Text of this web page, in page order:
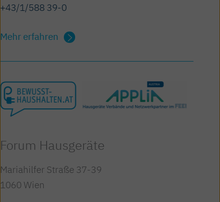
+43/1/588 39-0
Mehr erfahren
Forum Hausgeräte
Mariahilfer Straße 37-39
1060 Wien